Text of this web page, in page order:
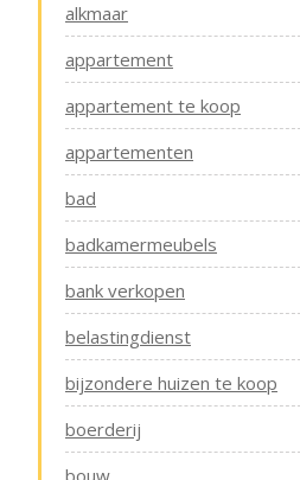
alkmaar
appartement
appartement te koop
appartementen
bad
badkamermeubels
bank verkopen
belastingdienst
bijzondere huizen te koop
boerderij
bouw